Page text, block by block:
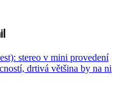
stereo v mini provedení
drtivá většina by na ni